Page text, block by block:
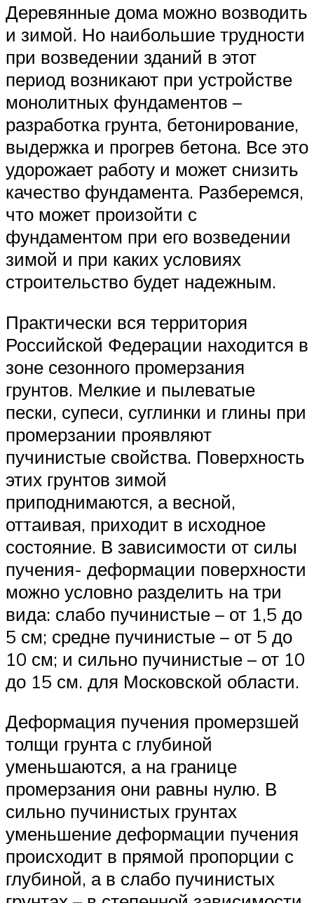
Деревянные дома можно возводить
и зимой. Но наибольшие трудности
при возведении зданий в этот
период возникают при устройстве
монолитных фундаментов –
разработка грунта, бетонирование,
выдержка и прогрев бетона. Все это
удорожает работу и может снизить
качество фундамента. Разберемся,
что может произойти с
фундаментом при его возведении
зимой и при каких условиях
строительство будет надежным.
Практически вся территория
Российской Федерации находится в
зоне сезонного промерзания
грунтов. Мелкие и пылеватые
пески, супеси, суглинки и глины при
промерзании проявляют
пучинистые свойства. Поверхность
этих грунтов зимой
приподнимаются, а весной,
оттаивая, приходит в исходное
состояние. В зависимости от силы
пучения- деформации поверхности
можно условно разделить на три
вида: слабо пучинистые – от 1,5 до
5 см; средне пучинистые – от 5 до
10 см; и сильно пучинистые – от 10
до 15 см. для Московской области.
Деформация пучения промерзшей
толщи грунта с глубиной
уменьшаются, а на границе
промерзания они равны нулю. В
сильно пучинистых грунтах
уменьшение деформации пучения
происходит в прямой пропорции с
глубиной, а в слабо пучинистых